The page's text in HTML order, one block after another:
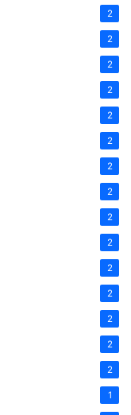
2
2
2
2
2
2
2
2
2
2
2
2
2
2
2
1